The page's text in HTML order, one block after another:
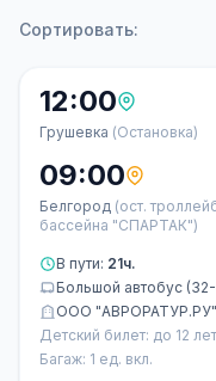
Сортировать:
12:00
Грушевка (Остановка)
09:00
Белгород (ост.
бассейна "СПАРТАК")
В пути: 21ч.
Большой автобус
ООО "АВРОРАТУР.РУ"
Детский билет: до 12
Багаж: 1 ед. вкл.